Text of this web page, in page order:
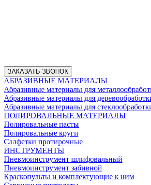
ЗАКАЗАТЬ ЗВОНОК
АБРАЗИВНЫЕ МАТЕРИАЛЫ
Абразивные материалы для
Абразивные материалы для
Абразивные материалы для
ПОЛИРОВАЛЬНЫЕ МАТЕРИАЛЫ
Полировальные пасты
Полировальные круги
Салфетки протирочные
ИНСТРУМЕНТЫ
Пневмоинструмент шлифовальный
Пневмоинструмент забивной
Краскопульты и комплектующие к ним